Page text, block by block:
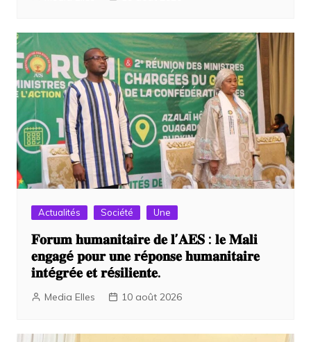
Actualités Société Une
𝐅𝐨𝐫𝐮𝐦 𝐡𝐮𝐦𝐚𝐧𝐢𝐭𝐚𝐢𝐫𝐞 𝐝𝐞 𝐥’𝐀𝐄𝐒 : 𝐥𝐞 𝐌𝐚𝐥𝐢
𝐞𝐧𝐠𝐚𝐠é 𝐩𝐨𝐮𝐫 𝐮𝐧𝐞 𝐫é𝐩𝐨𝐧𝐬𝐞 𝐡𝐮𝐦𝐚𝐧𝐢𝐭𝐚𝐢𝐫𝐞
𝐢𝐧𝐭é𝐠𝐫é𝐞 𝐞𝐭 𝐫é𝐬𝐢𝐥𝐢𝐞𝐧𝐭𝐞.
Media Elles 10 août 2026